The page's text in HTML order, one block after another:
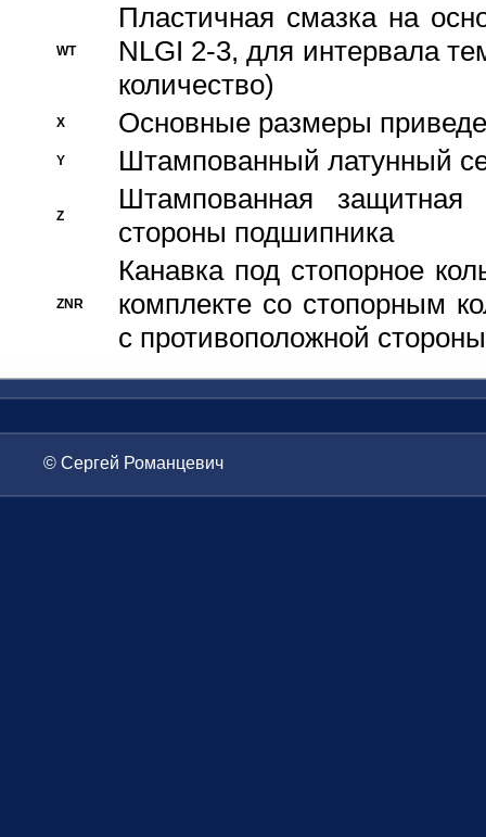
WT
Пластичная смазка на
NLGI 2-3, для интервала
количество)
X Основные размеры
Y Штампованный латунный
Z
Штампованная
стороны подшипника
ZNR
Канавка под стопорное
комплекте со стопорным
с противоположной стороны
© Сергей Романцевич